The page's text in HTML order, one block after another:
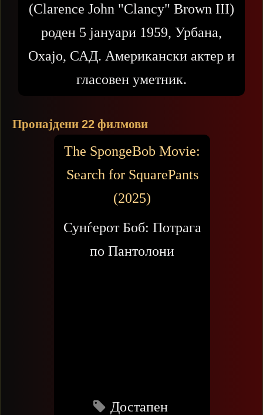
(Clarence John "Clancy" Brown III)
роден 5 јануари 1959, Урбана,
Охајо, САД. Американски актер и
гласовен уметник.
Пронајдени 22 филмови
The SpongeBob Movie:
Search for SquarePants
(2025)
Сунѓерот Боб: Потрага
по Пантолони
Достапен